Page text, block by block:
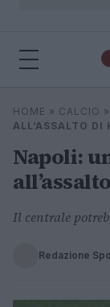
Cerca
HOME » CALCIO »
ALL’ASSALTO DI
Napoli:
Il centrale
Redazione